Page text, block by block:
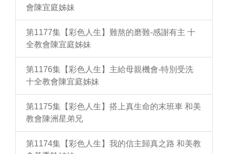
會陳宜庭姊妹
第1177集【彩色人生】難熬的磨難-感謝有主 十
全教會陳宜庭姊妹
第1176集【彩色人生】主給母親機會-特別受洗
十全教會陳宜庭姊妹
第1175集【彩色人生】搭上真生命的末班車 和美
教會陳洲星弟兄
第1174集【彩色人生】我的信主歸真之路 和美教